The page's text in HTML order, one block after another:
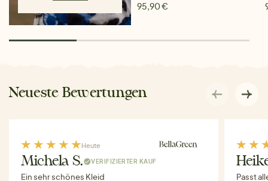
95,90 €
Neueste Bewertungen
Heute
Michela S. VERIFIZIERTER KAUF
Ein sehr schönes Kleid Passt